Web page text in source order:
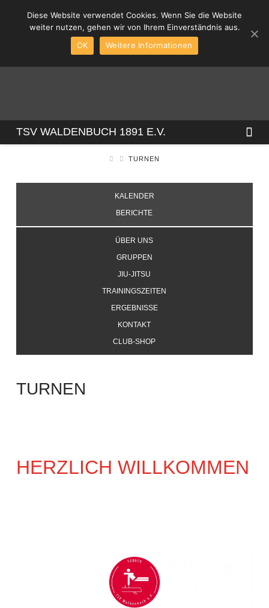
TSV
WALDENBUCH
TSV WALDENBUCH 1891 E.V.
TURNEN
KALENDER
BERICHTE
ÜBER UNS
GRUPPEN
JIU-JITSU
TRAININGSZEITEN
ERGEBNISSE
KONTAKT
CLUB-SHOP
TURNEN
HERZLICH WILLKOMMEN
Diese Website verwendet Cookies. Wenn Sie die Website
weiter nutzen, gehen wir von Ihrem Einverständnis aus.
OK
Weitere Informationen